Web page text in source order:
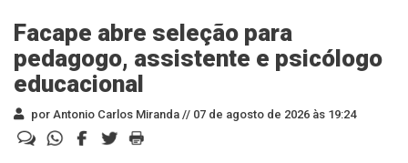
Facape abre seleção para
pedagogo, assistente e psicólogo
educacional
por Antonio Carlos Miranda // 07 de agosto de 2026 às 19:24